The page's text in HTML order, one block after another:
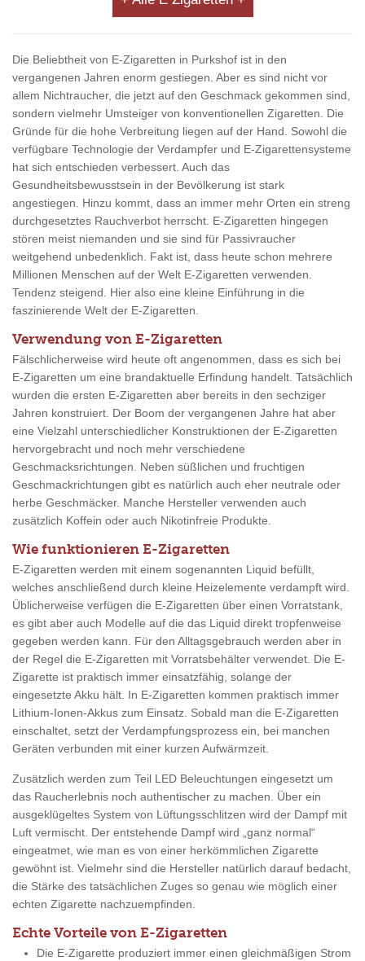
Die Beliebtheit von E-Zigaretten in Purkshof ist in den
vergangenen Jahren enorm gestiegen. Aber es sind nicht vor
allem Nichtraucher, die jetzt auf den Geschmack gekommen sind,
sondern vielmehr Umsteiger von konventionellen Zigaretten. Die
Gründe für die hohe Verbreitung liegen auf der Hand. Sowohl die
verfügbare Technologie der Verdampfer und E-Zigarettensysteme
hat sich entschieden verbessert. Auch das
Gesundheitsbewusstsein in der Bevölkerung ist stark
angestiegen. Hinzu kommt, dass an immer mehr Orten ein streng
durchgesetztes Rauchverbot herrscht. E-Zigaretten hingegen
stören meist niemanden und sie sind für Passivraucher
weitgehend unbedenklich. Fakt ist, dass heute schon mehrere
Millionen Menschen auf der Welt E-Zigaretten verwenden.
Tendenz steigend. Hier also eine kleine Einführung in die
faszinierende Welt der E-Zigaretten.
Verwendung von E-Zigaretten
Fälschlicherweise wird heute oft angenommen, dass es sich bei
E-Zigaretten um eine brandaktuelle Erfindung handelt. Tatsächlich
wurden die ersten E-Zigaretten aber bereits in den sechziger
Jahren konstruiert. Der Boom der vergangenen Jahre hat aber
eine Vielzahl unterschiedlicher Konstruktionen der E-Zigaretten
hervorgebracht und noch mehr verschiedene
Geschmacksrichtungen. Neben süßlichen und fruchtigen
Geschmackrichtungen gibt es natürlich auch eher neutrale oder
herbe Geschmäcker. Manche Hersteller verwenden auch
zusätzlich Koffein oder auch Nikotinfreie Produkte.
Wie funktionieren E-Zigaretten
E-Zigaretten werden mit einem sogenannten Liquid befüllt,
welches anschließend durch kleine Heizelemente verdampft wird.
Üblicherweise verfügen die E-Zigaretten über einen Vorratstank,
es gibt aber auch Modelle auf die das Liquid direkt tropfenweise
gegeben werden kann. Für den Alltagsgebrauch werden aber in
der Regel die E-Zigaretten mit Vorratsbehälter verwendet. Die E-
Zigarette ist praktisch immer einsatzfähig, solange der
eingesetzte Akku hält. In E-Zigaretten kommen praktisch immer
Lithium-Ionen-Akkus zum Einsatz. Sobald man die E-Zigaretten
einschaltet, setzt der Verdampfungsprozess ein, bei manchen
Geräten verbunden mit einer kurzen Aufwärmzeit.
Zusätzlich werden zum Teil LED Beleuchtungen eingesetzt um
das Raucherlebnis noch authentischer zu machen. Über ein
ausgeklügeltes System von Lüftungsschlitzen wird der Dampf mit
Luft vermischt. Der entstehende Dampf wird „ganz normal“
eingeatmet, wie man es von einer herkömmlichen Zigarette
gewöhnt ist. Vielmehr sind die Hersteller natürlich darauf bedacht,
die Stärke des tatsächlichen Zuges so genau wie möglich einer
echten Zigarette nachzuempfinden.
Echte Vorteile von E-Zigaretten
Die E-Zigarette produziert immer einen gleichmäßigen Strom